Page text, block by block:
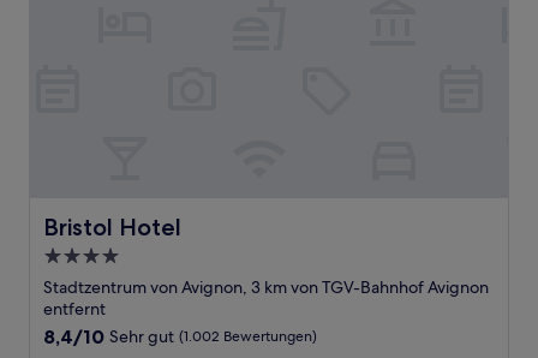
Bristol Hotel
Bristol Hotel
4.0-
Sterne-
Unterkunft
Stadtzentrum von Avignon, 3 km von TGV-Bahnhof Avignon
entfernt
8.4
8,4/10 Sehr gut (1.002 Bewertungen)